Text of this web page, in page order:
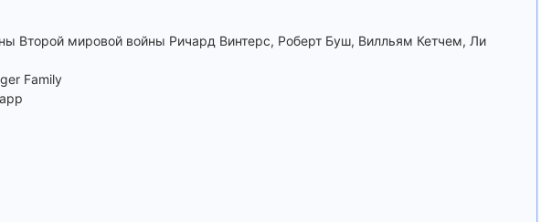
Второй мировой войны Ричард Винтерс, Роберт Буш, Вилльям Кетчем, Ли
Family